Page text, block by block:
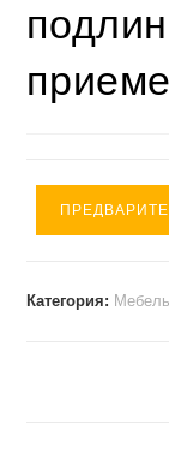
Категория: Мебель